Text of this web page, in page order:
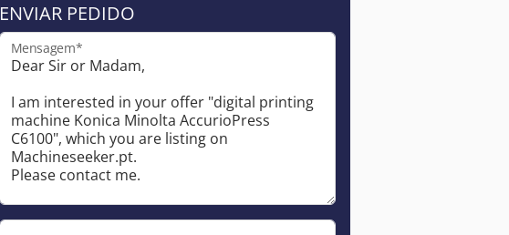
ENVIAR PEDIDO
Mensagem*